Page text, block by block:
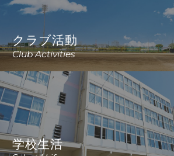
クラブ活動
Club Activities
学校生活